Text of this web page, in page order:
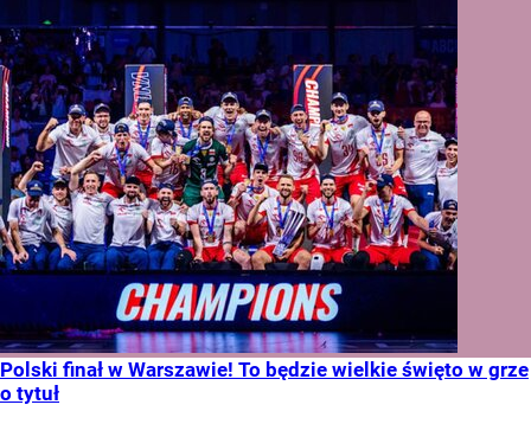
Polski finał w Warszawie! To będzie wielkie święto w grze
o tytuł